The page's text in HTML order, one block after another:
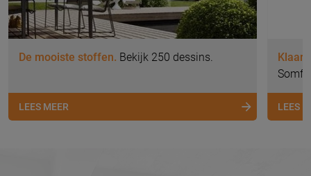
De mooiste stoffen. Bekijk 250 dessins.
LEES MEER
Klaar
LEES